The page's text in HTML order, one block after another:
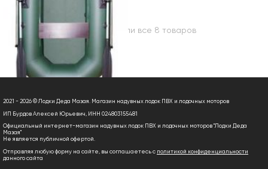
Вы посмотрели все 8 товаров
2021 - 2026 © Лодки Деда Мазая. Магазин надувных лодок ПВХ и лодочных моторов
ИП Бурдов Алексей Юрьевич, ИНН 024803155481
Официальный интернет-магазин надувных лодок ПВХ и лодочных моторов "Лодки Деда
Мазая"
Не является публичной офертой.
Отправляя любую форму на сайте, вы соглашаетесь с политикой конфиденциальности
данного сайта